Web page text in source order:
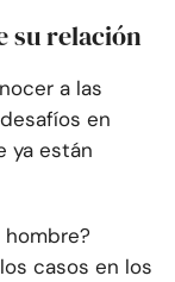
su relación
a las
en
ya están
casos en los